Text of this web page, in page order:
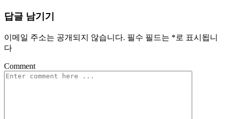
답글 남기기
이메일 주소는 공개되지 않습니다. 필수 필드는 *로 표시됩니
다
Comment